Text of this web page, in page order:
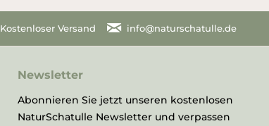
Kostenloser Versand info@naturschatulle.de
Newsletter
Abonnieren Sie jetzt unseren kostenlosen
NaturSchatulle Newsletter und verpassen